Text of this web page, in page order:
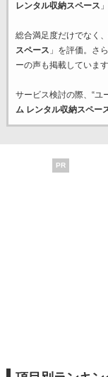
レンタル収納スペース
総合満足度だけでなく
スペース 」を評価。さ
ーの声も掲載しています
サービス検討の際、“ユ
ム レンタル収納スペー
PR